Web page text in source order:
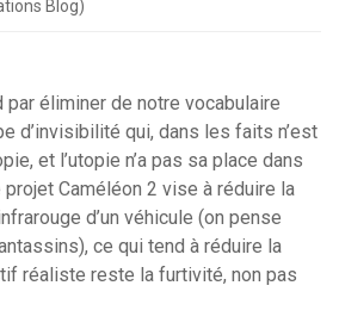
Blog)
par éliminer de notre vocabulaire
d’invisibilité qui, dans les faits n’est
et l’utopie n’a pas sa place dans
projet Caméléon 2 vise à réduire la
d’un véhicule (on pense
ce qui tend à réduire la
réaliste reste la furtivité, non pas